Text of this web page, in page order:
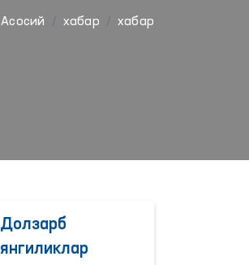
Aсосий хабар хабар
Долзарб
янгиликлар